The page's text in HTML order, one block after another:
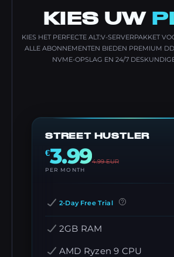
KIES UW
KIES HET PERFECTE ALT:V-SERVERPAKKET
ALLE ABONNEMENTEN BIEDEN PREMIUM
NVME-OPSLAG EN 24/7
STREET HUSTLER
€3.994.99EUR
PER MONTH
2-Day Free Trial
2GB RAM
AMD Ryzen 9 CPU